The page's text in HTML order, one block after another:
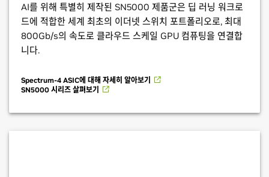
AI를 위해 특별히 제작된 SN5000 제품군은 딥 러닝 워크로
드에 적합한 세계 최초의 이더넷 스위치 포트폴리오로, 최대
800Gb/s의 속도로 클라우드 스케일 GPU 컴퓨팅을 연결합
니다.
Spectrum-4 ASIC에 대해 자세히 알아보기
SN5000 시리즈 살펴보기